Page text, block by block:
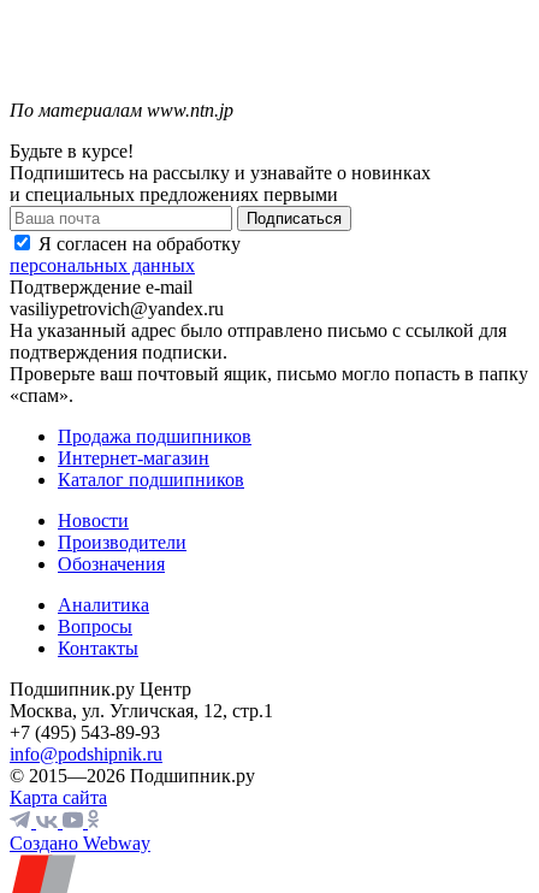
По материалам www.ntn.jp
Будьте в курсе!
Подпишитесь на рассылку и узнавайте о новинках
и специальных предложениях первыми
Я согласен на обработку
персональных данных
Подтверждение e-mail
vasiliypetrovich@yandex.ru
На указанный адрес было отправлено письмо с ссылкой для
подтверждения подписки.
Проверьте ваш почтовый ящик, письмо могло попасть в папку
«спам».
Продажа подшипников
Интернет-магазин
Каталог подшипников
Новости
Производители
Обозначения
Аналитика
Вопросы
Контакты
Подшипник.ру Центр
Москва, ул. Угличская, 12, стр.1
+7 (495) 543-89-93
info@podshipnik.ru
© 2015—2026 Подшипник.ру
Карта сайта
Создано Webway